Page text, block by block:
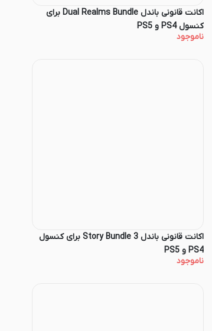
اکانت قانونی باندل Dual Realms Bundle برای
کنسول PS4 و PS5
ناموجود
اکانت قانونی باندل Story Bundle 3 برای کنسول
PS4 و PS5
ناموجود